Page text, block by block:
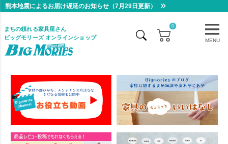
熊本地震によるお届け遅延のお知らせ（7月29日更新）
MENU
まちの頼れる家具屋さん
ビッグモリーズ オンラインショップ
0